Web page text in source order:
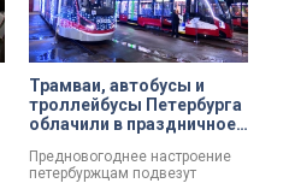
Трамваи, автобусы и
троллейбусы Петербурга
облачили в праздничное
Предновогоднее настроение
петербуржцам подвезут